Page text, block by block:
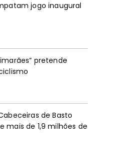
jogo inaugural
pretende
de Basto
mais de 1,9 milhões de